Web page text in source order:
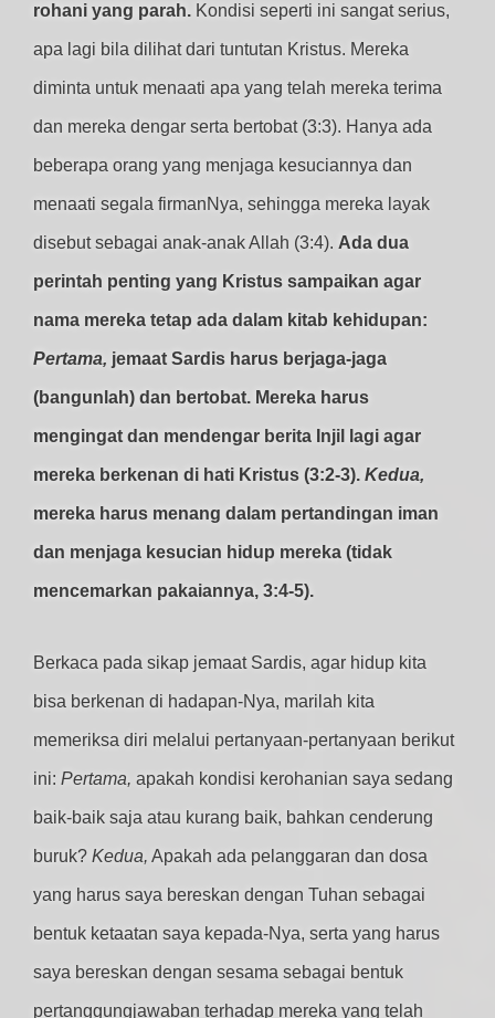
rohani yang parah. Kondisi seperti ini sangat serius,
apa lagi bila dilihat dari tuntutan Kristus. Mereka
diminta untuk menaati apa yang telah mereka terima
dan mereka dengar serta bertobat (3:3). Hanya ada
beberapa orang yang menjaga kesuciannya dan
menaati segala firmanNya, sehingga mereka layak
disebut sebagai anak-anak Allah (3:4). Ada dua
perintah penting yang Kristus sampaikan agar
nama mereka tetap ada dalam kitab kehidupan:
Pertama, jemaat Sardis harus berjaga-jaga
(bangunlah) dan bertobat. Mereka harus
mengingat dan mendengar berita Injil lagi agar
mereka berkenan di hati Kristus (3:2-3). Kedua,
mereka harus menang dalam pertandingan iman
dan menjaga kesucian hidup mereka (tidak
mencemarkan pakaiannya, 3:4-5).
Berkaca pada sikap jemaat Sardis, agar hidup kita
bisa berkenan di hadapan-Nya, marilah kita
memeriksa diri melalui pertanyaan-pertanyaan berikut
ini: Pertama, apakah kondisi kerohanian saya sedang
baik-baik saja atau kurang baik, bahkan cenderung
buruk? Kedua, Apakah ada pelanggaran dan dosa
yang harus saya bereskan dengan Tuhan sebagai
bentuk ketaatan saya kepada-Nya, serta yang harus
saya bereskan dengan sesama sebagai bentuk
pertanggungjawaban terhadap mereka yang telah